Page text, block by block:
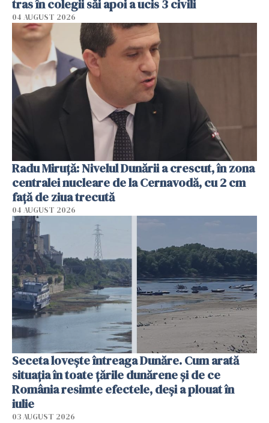
tras în colegii săi apoi a ucis 3 civili
04 AUGUST 2026
Radu Miruţă: Nivelul Dunării a crescut, în zona
centralei nucleare de la Cernavodă, cu 2 cm
faţă de ziua trecută
04 AUGUST 2026
Seceta lovește întreaga Dunăre. Cum arată
situația în toate țările dunărene și de ce
România resimte efectele, deși a plouat în
iulie
03 AUGUST 2026